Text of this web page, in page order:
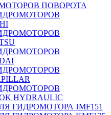
ПОВОРОТА
HYDRAULIC
ГИДРОМОТОРА JMF151